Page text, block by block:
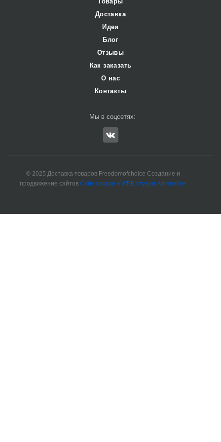
Доставка
Идеи
Блог
Отзывы
Как заказать
О нас
Контакты
Мы в соцсетях:
© 2025 Доставка товаров Freedomofchoice Создание и
продвижение сайтов Сайт создан в WEB студии Adrenaline